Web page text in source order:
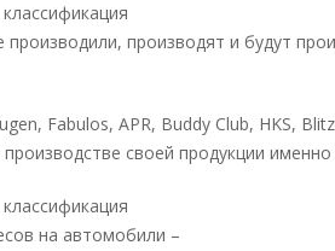
производят и будут
Fabulos, APR, Buddy Club, HKS,
своей продукции
на автомобили –